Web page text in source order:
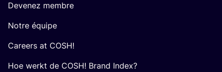
Devenez membre
Notre équipe
Careers at COSH!
Hoe werkt de COSH! Brand Index?